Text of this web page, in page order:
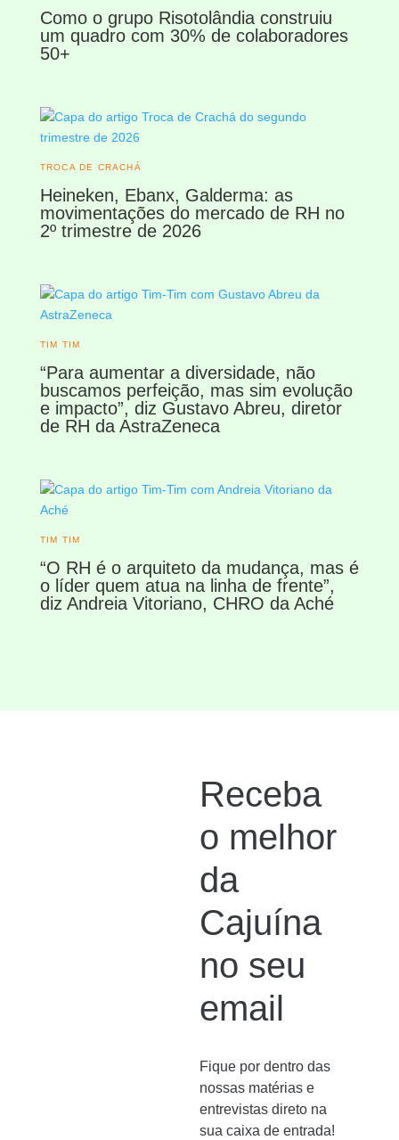
Como o grupo Risotolândia construiu
um quadro com 30% de colaboradores
50+
TROCA DE CRACHÁ
Heineken, Ebanx, Galderma: as
movimentações do mercado de RH no
2º trimestre de 2026
TIM TIM
“Para aumentar a diversidade, não
buscamos perfeição, mas sim evolução
e impacto”, diz Gustavo Abreu, diretor
de RH da AstraZeneca
TIM TIM
“O RH é o arquiteto da mudança, mas é
o líder quem atua na linha de frente”,
diz Andreia Vitoriano, CHRO da Aché
Receba
o melhor
da
Cajuína
no seu
email
Fique por dentro das
nossas matérias e
entrevistas direto na
sua caixa de entrada!